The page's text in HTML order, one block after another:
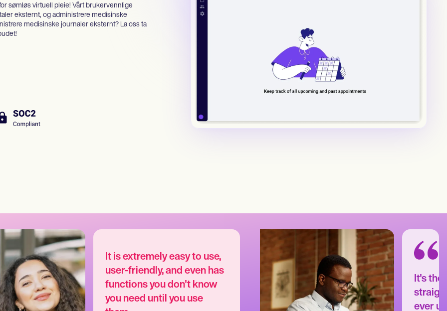
sømløs virtuell pleie! Vårt brukervennlige
eksternt, og administrere medisinske
medisinske journaler eksternt? La oss ta
It is extremely easy to use,
user-friendly, and even has
functions you don't know
you need until you use
It's the
ever